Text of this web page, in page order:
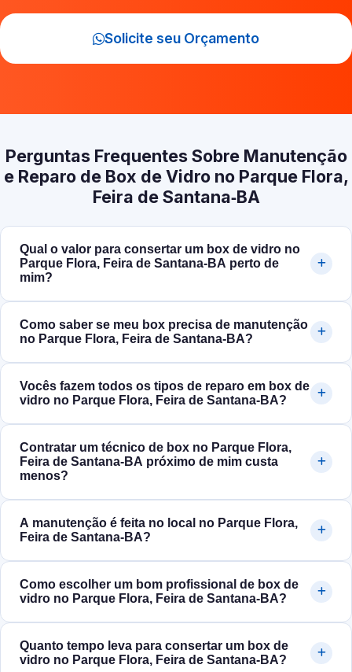
Solicite seu Orçamento
Perguntas Frequentes Sobre Manutenção
e Reparo de Box de Vidro no Parque Flora,
Feira de Santana‑BA
Qual o valor para consertar um box de vidro no
Parque Flora, Feira de Santana‑BA perto de
mim?
Como saber se meu box precisa de manutenção
no Parque Flora, Feira de Santana‑BA?
Vocês fazem todos os tipos de reparo em box de
vidro no Parque Flora, Feira de Santana‑BA?
Contratar um técnico de box no Parque Flora,
Feira de Santana‑BA próximo de mim custa
menos?
A manutenção é feita no local no Parque Flora,
Feira de Santana‑BA?
Como escolher um bom profissional de box de
vidro no Parque Flora, Feira de Santana‑BA?
Quanto tempo leva para consertar um box de
vidro no Parque Flora, Feira de Santana‑BA?